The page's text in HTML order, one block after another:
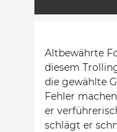
Altbewährte
diesem
die gewählte
Fehler
er
schlägt er